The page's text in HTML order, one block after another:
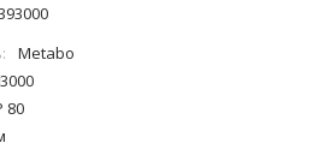
Metabo
80